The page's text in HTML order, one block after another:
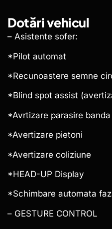
Dotări vehicul
– Asistente sofer:
*Pilot automat
*Recunoastere semne
*Blind spot assist
*Avrtizare parasire banda
*Avertizare pietoni
*Avertizare coliziune
*HEAD-UP Display
*Schimbare automata
– GESTURE CONTROL